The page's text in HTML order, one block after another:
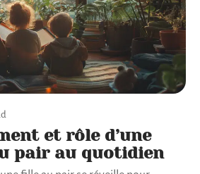
et rôle d’une
pair au quotidien